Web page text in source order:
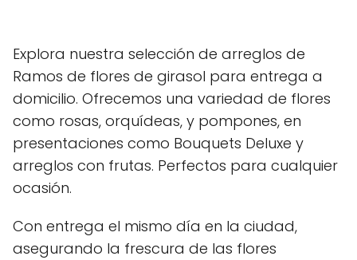
Explora nuestra selección de arreglos de
Ramos de flores de girasol para entrega a
domicilio. Ofrecemos una variedad de flores
como rosas, orquídeas, y pompones, en
presentaciones como Bouquets Deluxe y
arreglos con frutas. Perfectos para cualquier
ocasión.
Con entrega el mismo día en la ciudad,
asegurando la frescura de las flores